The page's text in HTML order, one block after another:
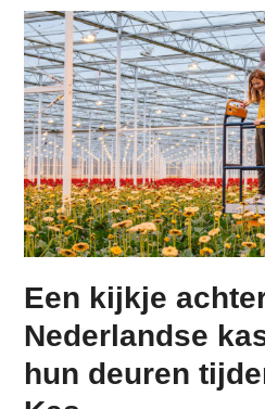
Een kijkje
Nederlandse
hun deuren